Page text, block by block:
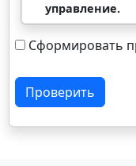
управление.
Сформировать
Проверить